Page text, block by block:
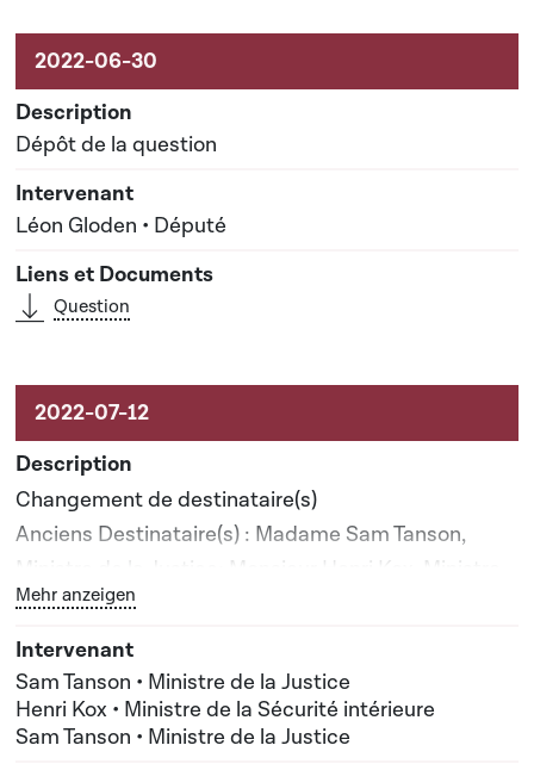
Activités sur le dossier
Dépôt de la question
Léon Gloden • Député
Question
Changement de destinataire(s)
Anciens Destinataire(s) : Madame Sam Tanson,
Ministre de la Justice; Monsieur Henri Kox, Ministre
de la Sécurité intérieure
Nouveau(x) destinataire(s) : Madame Sam Tanson,
Ministre de la Justice
Bouton graphique servant à afficher ou cacher tous
Mehr anzeigen
Sam Tanson • Ministre de la Justice
Henri Kox • Ministre de la Sécurité intérieure
Sam Tanson • Ministre de la Justice